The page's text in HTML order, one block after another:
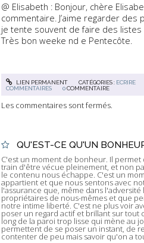
@ Elisabeth : Bonjour, chère
commentaire. J’aime regarder
je tente souvent de faire des
Très bon weeke nd e Pentecôte.
LIEN PERMANENT CATÉGORIES : ECRIRE
COMMENTAIRES
0 COMMENTAIRE
Les commentaires sont fermés.
QU'EST-CE QU'UN
C'est un moment de bonheur. Il
train d'être vécue pleinement, et non
le contenu nous échappe. C'est un
appartient et que nous sentons avec
l'assurance que, même dans
propriétaires de nous-mêmes et que
notre intime liberté. C'est ne plus voir
poser un regard actif et brillant sur tout
long de la paroi trop lisse qui mène au
permettent de se poser un instant, de
contenter de peu mais savoir qu'on a